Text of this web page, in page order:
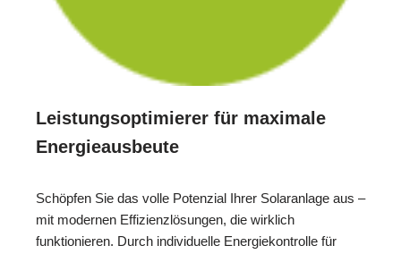
Leistungsoptimierer für maximale
Energieausbeute
Schöpfen Sie das volle Potenzial Ihrer Solaranlage aus –
mit modernen Effizienzlösungen, die wirklich
funktionieren. Durch individuelle Energiekontrolle für